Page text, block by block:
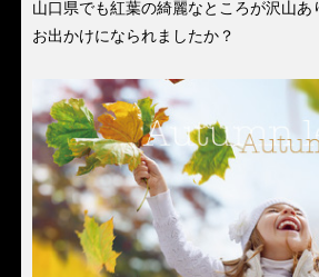
山口県でも紅葉の綺麗なところが沢山あ
お出かけになられましたか？